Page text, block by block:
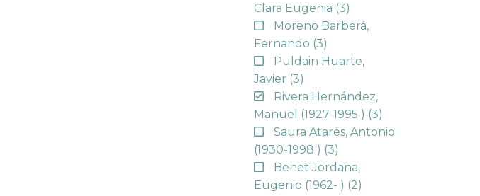
Clara Eugenia (3)
Moreno Barberá,
Fernando (3)
Puldain Huarte,
Javier (3)
Rivera Hernández,
Manuel (1927-1995 ) (3)
Saura Atarés, Antonio
(1930-1998 ) (3)
Benet Jordana,
Eugenio (1962- ) (2)